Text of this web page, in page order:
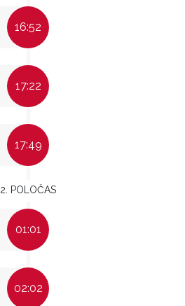
16:52
17:22
17:49
2. POLOČAS
01:01
02:02